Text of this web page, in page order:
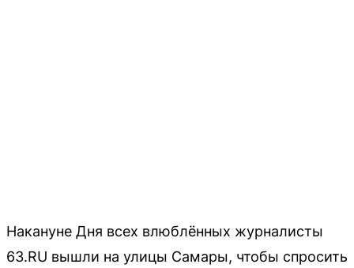
Накануне Дня всех влюблённых журналисты
63.RU вышли на улицы Самары, чтобы спросить